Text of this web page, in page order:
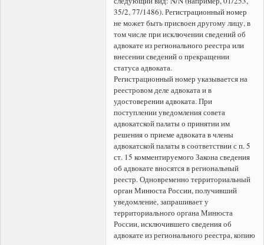
35/2, 77/1486). Регистрационный номер
не может быть присвоен другому лицу, в
том числе при исключении сведений об
адвокате из регионального реестра или
внесении сведений о прекращении
статуса адвоката.
Регистрационный номер указывается на
реестровом деле адвоката и в
удостоверении адвоката. При
поступлении уведомления совета
адвокатской палаты о принятии им
решения о приеме адвоката в члены
адвокатской палаты в соответствии с п. 5
ст. 15 комментируемого Закона сведения
об адвокате вносятся в региональный
реестр. Одновременно территориальный
орган Минюста России, получивший
уведомление, запрашивает у
территориального органа Минюста
России, исключившего сведения об
адвокате из регионального реестра, копию